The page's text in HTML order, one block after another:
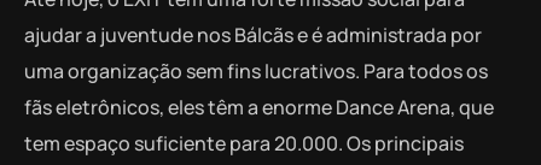
ajudar a juventude nos Bálcãs e é administrada por
uma organização sem fins lucrativos. Para todos os
fãs eletrônicos, eles têm a enorme Dance Arena, que
tem espaço suficiente para 20.000. Os principais